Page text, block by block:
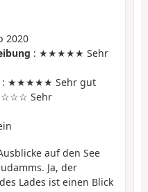
2020
: ★★★★★ Sehr
: ★★★★★ Sehr gut
Sehr
auf den See
Ja, der
Lades ist einen Blick